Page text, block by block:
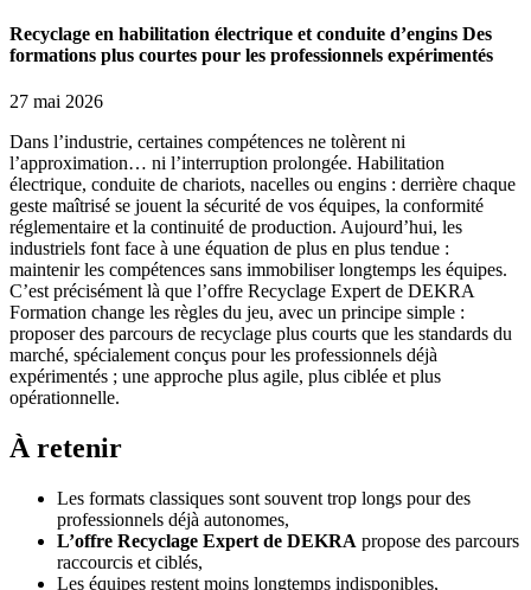
Recyclage en habilitation électrique et conduite d’engins Des
formations plus courtes pour les professionnels expérimentés
27 mai 2026
Dans l’industrie, certaines compétences ne tolèrent ni
l’approximation… ni l’interruption prolongée. Habilitation
électrique, conduite de chariots, nacelles ou engins : derrière chaque
geste maîtrisé se jouent la sécurité de vos équipes, la conformité
réglementaire et la continuité de production. Aujourd’hui, les
industriels font face à une équation de plus en plus tendue :
maintenir les compétences sans immobiliser longtemps les équipes.
C’est précisément là que l’offre Recyclage Expert de DEKRA
Formation change les règles du jeu, avec un principe simple :
proposer des parcours de recyclage plus courts que les standards du
marché, spécialement conçus pour les professionnels déjà
expérimentés ; une approche plus agile, plus ciblée et plus
opérationnelle.
À retenir
Les formats classiques sont souvent trop longs pour des
professionnels déjà autonomes,
L’offre Recyclage Expert de DEKRA propose des parcours
raccourcis et ciblés,
Les équipes restent moins longtemps indisponibles,